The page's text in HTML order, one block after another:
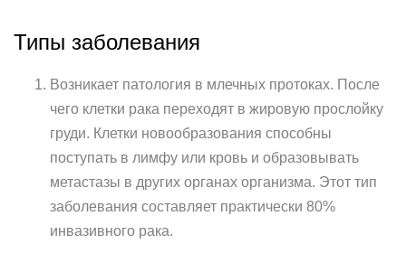
Типы заболевания
Возникает патология в млечных протоках. После
чего клетки рака переходят в жировую прослойку
груди. Клетки новообразования способны
поступать в лимфу или кровь и образовывать
метастазы в других органах организма. Этот тип
заболевания составляет практически 80%
инвазивного рака.